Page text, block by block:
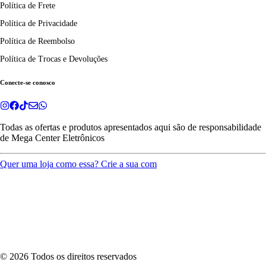
Política de Frete
Política de Privacidade
Política de Reembolso
Política de Trocas e Devoluções
Conecte-se conosco
Todas as ofertas e produtos apresentados aqui são de responsabilidade
de Mega Center Eletrônicos
Quer uma loja como essa? Crie a sua com
© 2026 Todos os direitos reservados